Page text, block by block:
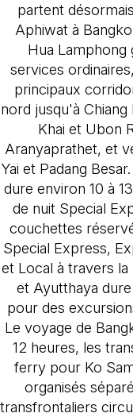
partent
Aphiwat à
Hua Lamphong
services
principaux
nord jusqu'à
Khai et Ubon
Aranyaprathet, et
Yai et Padang
dure environ 10 à
de nuit Special
couchettes
Special Express,
et Local à travers
et Ayutthaya
pour des
Le voyage de
12 heures, les
ferry pour Ko
organisés
transfrontaliers